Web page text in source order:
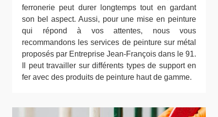
ferronerie peut durer longtemps tout en gardant
son bel aspect. Aussi, pour une mise en peinture
qui répond à vos attentes, nous vous
recommandons les services de peinture sur métal
proposés par Entreprise Jean-François dans le 91.
Il peut travailler sur différents types de support en
fer avec des produits de peinture haut de gamme.